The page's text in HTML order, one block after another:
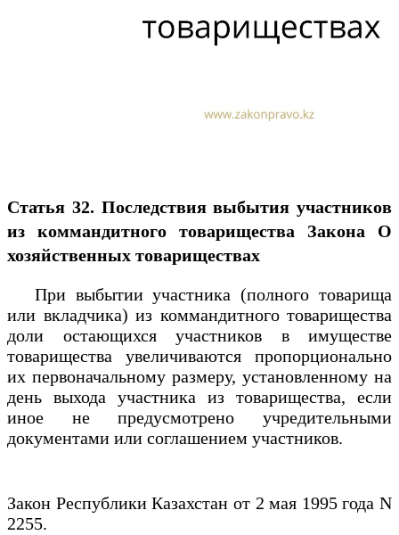
Статья 32. Последствия выбытия участников
из коммандитного товарищества
Закона О
хозяйственных товариществах
При выбытии участника (полного товарища
или вкладчика) из коммандитного товарищества
доли остающихся участников в имуществе
товарищества увеличиваются пропорционально
их первоначальному размеру, установленному на
день выхода участника из товарищества, если
иное не предусмотрено учредительными
документами или соглашением участников.
Закон Республики Казахстан от 2 мая 1995 года N
2255.